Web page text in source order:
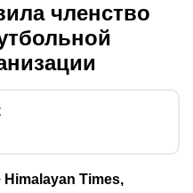
членство
Times,